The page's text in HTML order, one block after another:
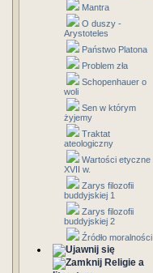
Mantra
O duszy -
Arystoteles
Państwo Platona
Problem zła
Schopenhauer o
woli
Sen w którym
żyjemy
Traktat
ateologiczny
Wartości etyczne
XVII w.
Zarys filozofii
buddyjskiej 1
Zarys filozofii
buddyjskiej 2
Źródło moralności
Religie a